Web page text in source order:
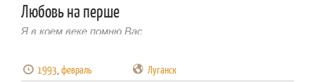
Любовь на перше
Я в коем веке помню Вас
1993,февраль Луганск